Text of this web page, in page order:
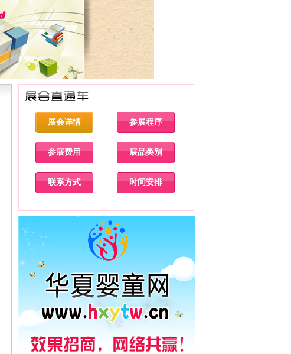
展会详情 参展程序
参展费用 展品类别
联系方式 时间安排